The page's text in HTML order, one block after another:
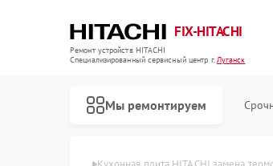
FIX-HITACHI
Ремонт устройств HITACHI
Специализированный cервисный центр г.Луганск
Мы ремонтируем